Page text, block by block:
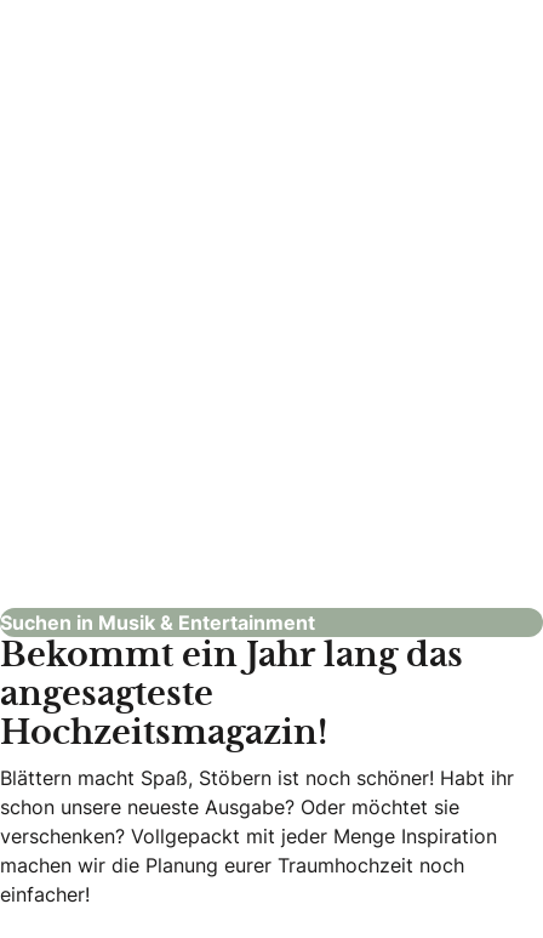
Suchen in Musik & Entertainment
Bekommt ein Jahr lang das
angesagteste
Hochzeitsmagazin!
Blättern macht Spaß, Stöbern ist noch schöner! Habt ihr
schon unsere neueste Ausgabe? Oder möchtet sie
verschenken? Vollgepackt mit jeder Menge Inspiration
machen wir die Planung eurer Traumhochzeit noch
einfacher!